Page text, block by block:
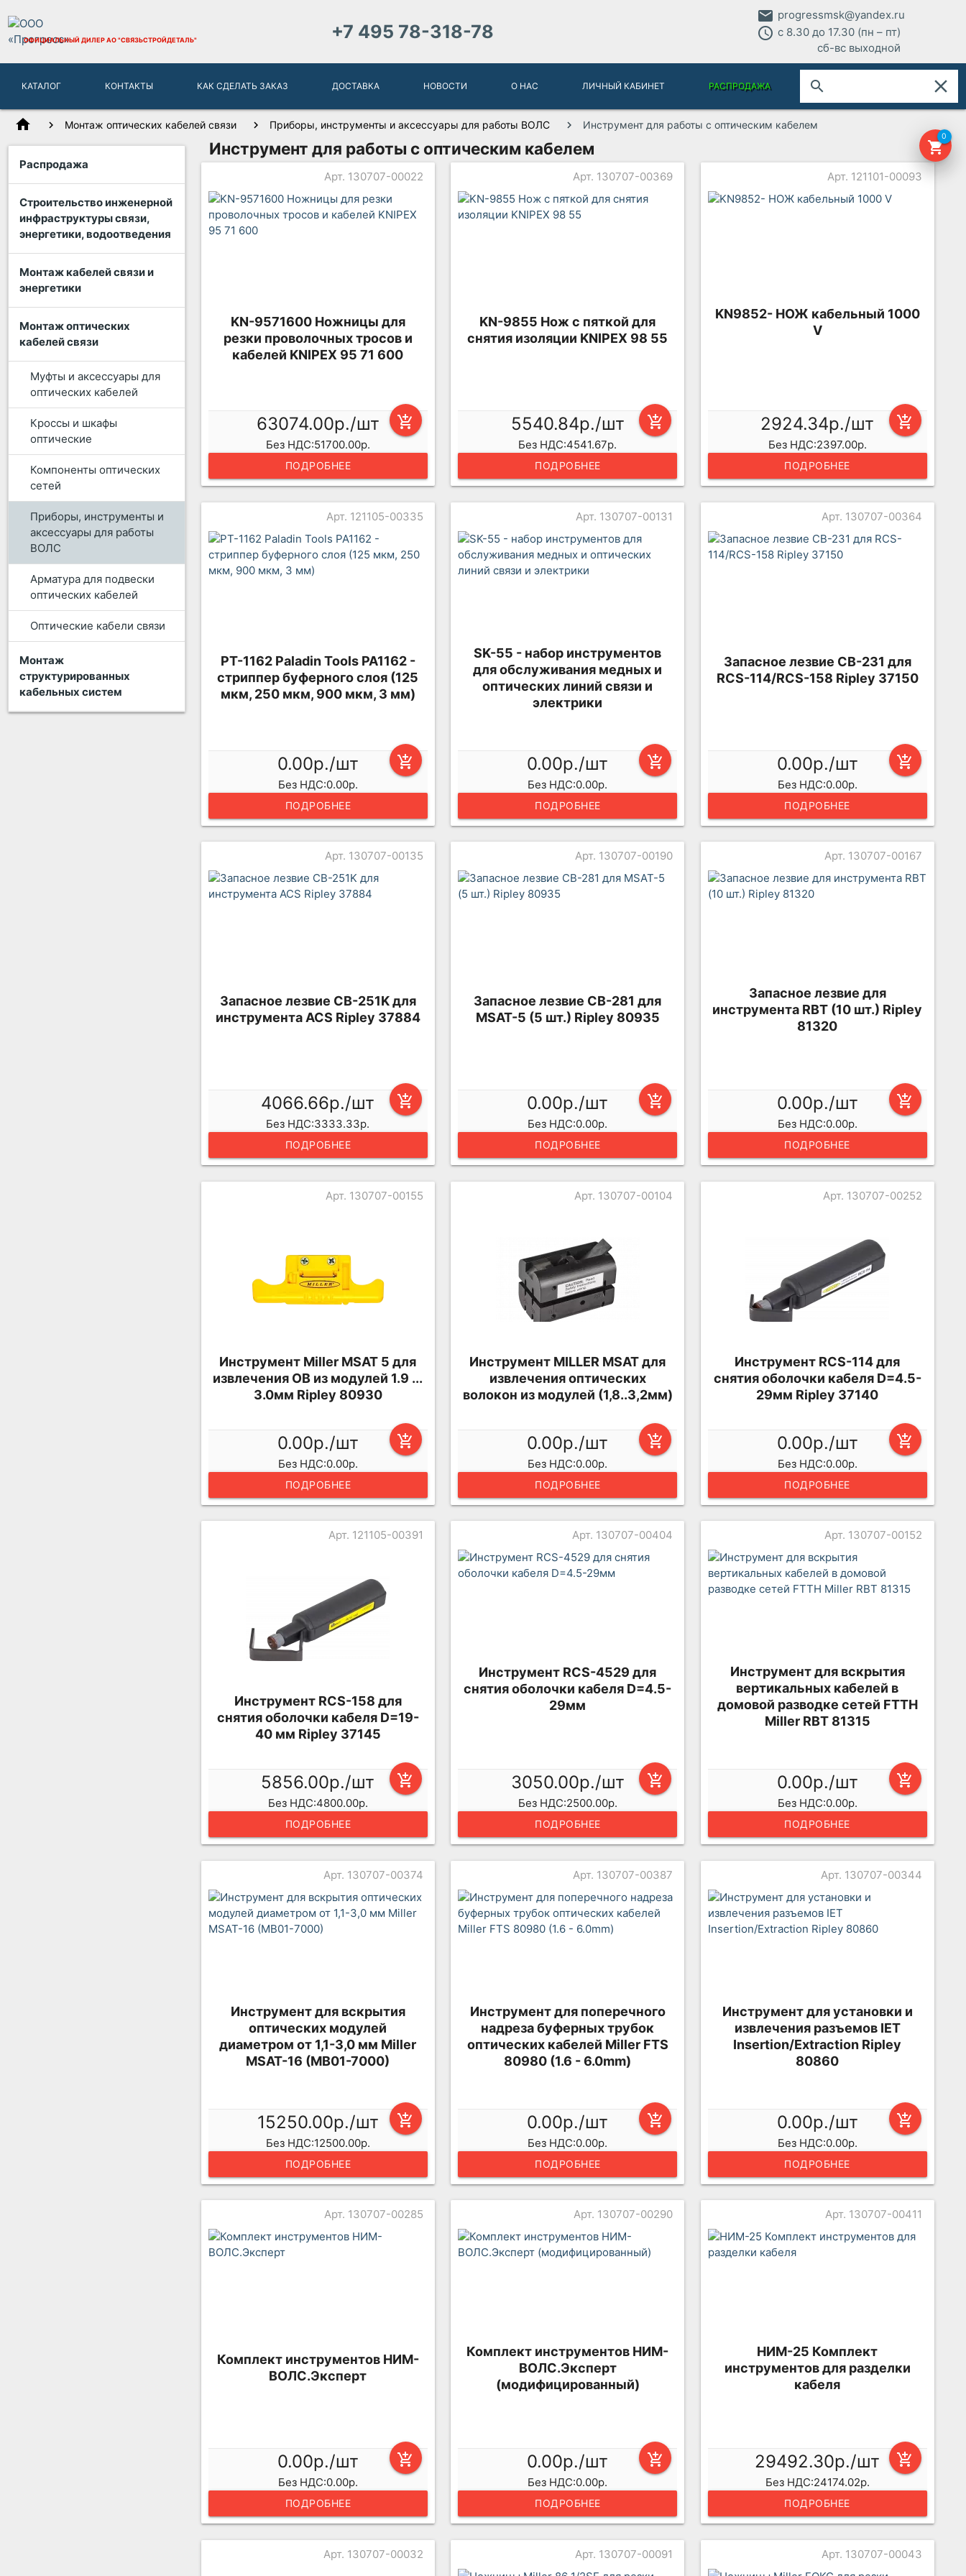
ОФИЦИАЛЬНЫЙ ДИЛЕРАО "СВЯЗЬСТРОЙДЕТАЛЬ" +7 495 78-318-78
email progressmsk@yandex.ru
access_time с 8.30 до 17.30 (пн – пт)
сб-вс выходной
КАТАЛОГ КОНТАКТЫ КАК СДЕЛАТЬ ЗАКАЗ ДОСТАВКА НОВОСТИ О НАС ЛИЧНЫЙ КАБИНЕТ РАСПРОДАЖА search close
shopping_cart
0
home Монтаж оптических кабелей связи Приборы, инструменты и аксессуары для работы ВОЛС Инструмент для работы с оптическим кабелем
Распродажа
Строительство инженерной
инфраструктуры связи,
энергетики, водоотведения
Монтаж кабелей связи и
энергетики
Монтаж оптических
кабелей связи
Муфты и аксессуары для
оптических кабелей
Кроссы и шкафы
оптические
Компоненты оптических
сетей
Приборы, инструменты и
аксессуары для работы
ВОЛС
Арматура для подвески
оптических кабелей
Оптические кабели связи
Монтаж
структурированных
кабельных систем
Инструмент для работы с оптическим кабелем
Арт. 130707-00022
KN-9571600 Ножницы для
резки проволочных тросов и
кабелей KNIPEX 95 71 600
add_shopping_cart
63074.00р./шт
Без НДС:51700.00р.
ПОДРОБНЕЕ
Арт. 130707-00369
KN-9855 Нож с пяткой для
снятия изоляции KNIPEX 98 55
add_shopping_cart
5540.84р./шт
Без НДС:4541.67р.
ПОДРОБНЕЕ
Арт. 121101-00093
KN9852- НОЖ кабельный 1000
V
add_shopping_cart
2924.34р./шт
Без НДС:2397.00р.
ПОДРОБНЕЕ
Арт. 121105-00335
PT-1162 Paladin Tools PA1162 -
стриппер буферного слоя (125
мкм, 250 мкм, 900 мкм, 3 мм)
add_shopping_cart
0.00р./шт
Без НДС:0.00р.
ПОДРОБНЕЕ
Арт. 130707-00131
SK-55 - набор инструментов
для обслуживания медных и
оптических линий связи и
электрики
add_shopping_cart
0.00р./шт
Без НДС:0.00р.
ПОДРОБНЕЕ
Арт. 130707-00364
Запасное лезвие CB-231 для
RCS-114/RCS-158 Ripley 37150
add_shopping_cart
0.00р./шт
Без НДС:0.00р.
ПОДРОБНЕЕ
Арт. 130707-00135
Запасное лезвие CB-251K для
инструмента ACS Ripley 37884
add_shopping_cart
4066.66р./шт
Без НДС:3333.33р.
ПОДРОБНЕЕ
Арт. 130707-00190
Запасное лезвие CB-281 для
MSAT-5 (5 шт.) Ripley 80935
add_shopping_cart
0.00р./шт
Без НДС:0.00р.
ПОДРОБНЕЕ
Арт. 130707-00167
Запасное лезвие для
инструмента RBT (10 шт.) Ripley
81320
add_shopping_cart
0.00р./шт
Без НДС:0.00р.
ПОДРОБНЕЕ
Арт. 130707-00155
Инструмент Miller MSAT 5 для
извлечения ОВ из модулей 1.9 ...
3.0мм Ripley 80930
add_shopping_cart
0.00р./шт
Без НДС:0.00р.
ПОДРОБНЕЕ
Арт. 130707-00104
Инструмент MILLER MSAT для
извлечения оптических
волокон из модулей (1,8..3,2мм)
add_shopping_cart
0.00р./шт
Без НДС:0.00р.
ПОДРОБНЕЕ
Арт. 130707-00252
Инструмент RCS-114 для
снятия оболочки кабеля D=4.5-
29мм Ripley 37140
add_shopping_cart
0.00р./шт
Без НДС:0.00р.
ПОДРОБНЕЕ
Арт. 121105-00391
Инструмент RCS-158 для
снятия оболочки кабеля D=19-
40 мм Ripley 37145
add_shopping_cart
5856.00р./шт
Без НДС:4800.00р.
ПОДРОБНЕЕ
Арт. 130707-00404
Инструмент RCS-4529 для
снятия оболочки кабеля D=4.5-
29мм
add_shopping_cart
3050.00р./шт
Без НДС:2500.00р.
ПОДРОБНЕЕ
Арт. 130707-00152
Инструмент для вскрытия
вертикальных кабелей в
домовой разводке сетей FTTH
Miller RBT 81315
add_shopping_cart
0.00р./шт
Без НДС:0.00р.
ПОДРОБНЕЕ
Арт. 130707-00374
Инструмент для вскрытия
оптических модулей
диаметром от 1,1-3,0 мм Miller
MSAT-16 (MB01-7000)
add_shopping_cart
15250.00р./шт
Без НДС:12500.00р.
ПОДРОБНЕЕ
Арт. 130707-00387
Инструмент для поперечного
надреза буферных трубок
оптических кабелей Miller FTS
80980 (1.6 - 6.0mm)
add_shopping_cart
0.00р./шт
Без НДС:0.00р.
ПОДРОБНЕЕ
Арт. 130707-00344
Инструмент для установки и
извлечения разъемов IET
Insertion/Extraction Ripley
80860
add_shopping_cart
0.00р./шт
Без НДС:0.00р.
ПОДРОБНЕЕ
Арт. 130707-00285
Комплект инструментов НИМ-
ВОЛС.Эксперт
add_shopping_cart
0.00р./шт
Без НДС:0.00р.
ПОДРОБНЕЕ
Арт. 130707-00290
Комплект инструментов НИМ-
ВОЛС.Эксперт
(модифицированный)
add_shopping_cart
0.00р./шт
Без НДС:0.00р.
ПОДРОБНЕЕ
Арт. 130707-00411
НИМ-25 Комплект
инструментов для разделки
кабеля
add_shopping_cart
29492.30р./шт
Без НДС:24174.02р.
ПОДРОБНЕЕ
Арт. 130707-00032 Арт. 130707-00091 Арт. 130707-00043